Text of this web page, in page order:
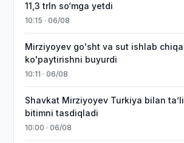
11,3 trln so‘mga yetdi
10:15 · 06/08
Mirziyoyev go'sht va sut ishlab
ko'paytirishni buyurdi
10:11 · 06/08
Shavkat Mirziyoyev Turkiya bilan
bitimni tasdiqladi
10:00 · 06/08